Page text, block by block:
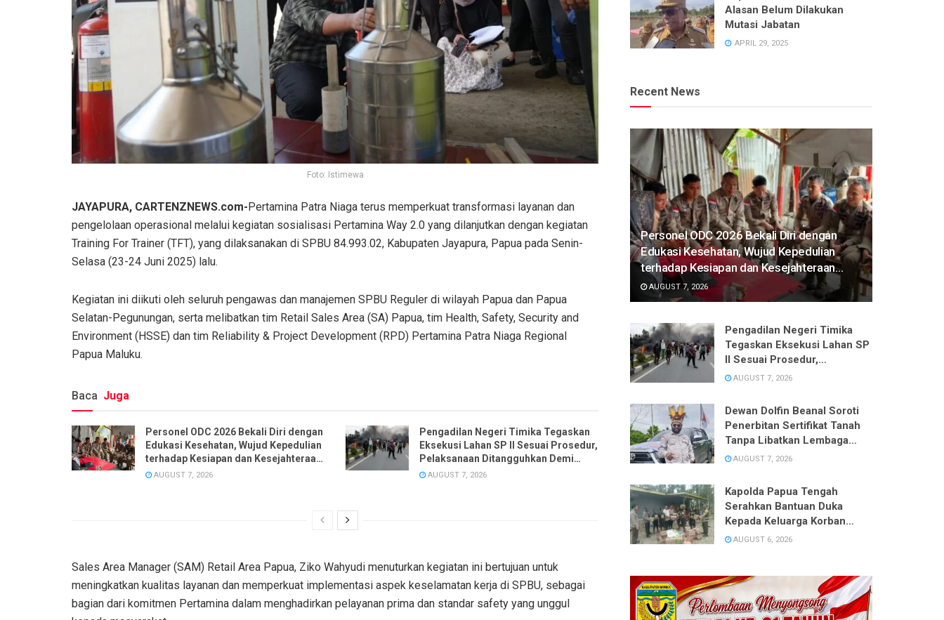
Foto: Istimewa
JAYAPURA, CARTENZNEWS.com-Pertamina Patra Niaga terus memperkuat transformasi layanan dan
pengelolaan operasional melalui kegiatan sosialisasi Pertamina Way 2.0 yang dilanjutkan dengan kegiatan
Training For Trainer (TFT), yang dilaksanakan di SPBU 84.993.02, Kabupaten Jayapura, Papua pada Senin-
Selasa (23-24 Juni 2025) lalu.
Kegiatan ini diikuti oleh seluruh pengawas dan manajemen SPBU Reguler di wilayah Papua dan Papua
Selatan-Pegunungan, serta melibatkan tim Retail Sales Area (SA) Papua, tim Health, Safety, Security and
Environment (HSSE) dan tim Reliability & Project Development (RPD) Pertamina Patra Niaga Regional
Papua Maluku.
Baca Juga
Personel ODC 2026 Bekali Diri dengan
Edukasi Kesehatan, Wujud Kepedulian
terhadap Kesiapan dan Kesejahteraan
Anggota
AUGUST 7, 2026
Pengadilan Negeri Timika Tegaskan
Eksekusi Lahan SP II Sesuai Prosedur,
Pelaksanaan Ditangguhkan Demi
Keamanan
AUGUST 7, 2026
Sales Area Manager (SAM) Retail Area Papua, Ziko Wahyudi menuturkan kegiatan ini bertujuan untuk
meningkatkan kualitas layanan dan memperkuat implementasi aspek keselamatan kerja di SPBU, sebagai
bagian dari komitmen Pertamina dalam menghadirkan pelayanan prima dan standar safety yang unggul
Alasan Belum Dilakukan
Mutasi Jabatan
APRIL 29, 2025
Recent News
Personel ODC 2026 Bekali Diri dengan
Edukasi Kesehatan, Wujud Kepedulian
terhadap Kesiapan dan Kesejahteraan
Anggota
AUGUST 7, 2026
Pengadilan Negeri Timika
Tegaskan Eksekusi Lahan SP
II Sesuai Prosedur,
Pelaksanaan Ditangguhkan
AUGUST 7, 2026
Dewan Dolfin Beanal Soroti
Penerbitan Sertifikat Tanah
Tanpa Libatkan Lembaga
Adat, Desak DPRD Panggil
AUGUST 7, 2026
Kapolda Papua Tengah
Serahkan Bantuan Duka
Kepada Keluarga Korban
Pembunuhan di Kwamki
AUGUST 6, 2026